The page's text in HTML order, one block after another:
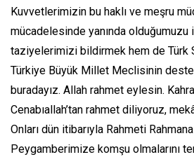
Kuvvetlerimizin bu haklı ve meşru
mücadelesinde yanında
taziyelerimizi bildirmek hem de Türk
Türkiye Büyük Millet Meclisinin
buradayız. Allah rahmet eylesin.
Cenabıallah’tan rahmet diliyoruz,
Onları dün itibarıyla Rahmeti
Peygamberimize komşu olmalarını